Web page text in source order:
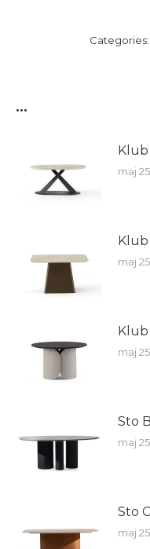
Categories:
...
Klub
maj
Klub
maj
Klub
maj
Sto
maj
Sto
maj